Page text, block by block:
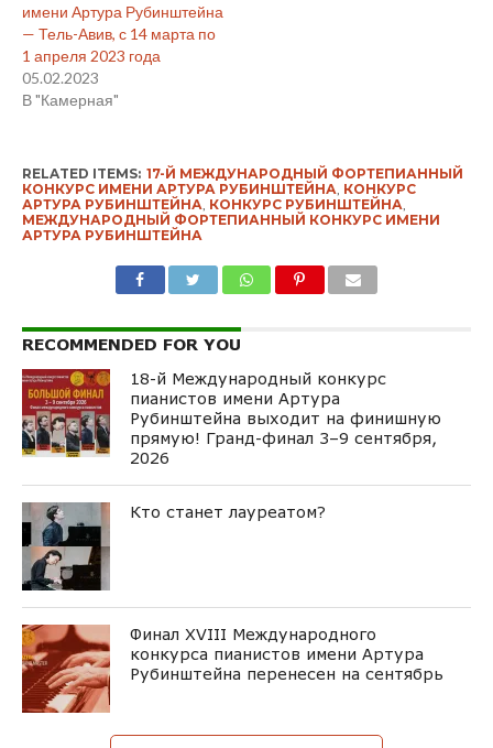
имени Артура Рубинштейна
— Тель-Авив, с 14 марта по
1 апреля 2023 года
05.02.2023
В "Камерная"
RELATED ITEMS: 17-Й МЕЖДУНАРОДНЫЙ ФОРТЕПИАННЫЙ
КОНКУРС ИМЕНИ АРТУРА РУБИНШТЕЙНА КОНКУРС
АРТУРА РУБИНШТЕЙНА КОНКУРС РУБИНШТЕЙНА
МЕЖДУНАРОДНЫЙ ФОРТЕПИАННЫЙ КОНКУРС ИМЕНИ
АРТУРА РУБИНШТЕЙНА
RECOMMENDED FOR YOU
18-й Международный конкурс
пианистов имени Артура
Рубинштейна выходит на финишную
прямую! Гранд-финал 3–9 сентября,
2026
Кто станет лауреатом?
Финал XVIII Международного
конкурса пианистов имени Артура
Рубинштейна перенесен на сентябрь